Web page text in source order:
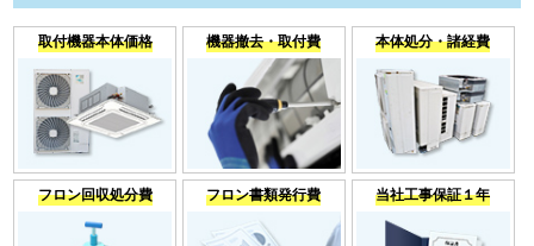
取付機器本体価格 機器撤去・取付費 本体処分・諸経費
フロン回収処分費 フロン書類発行費 当社工事保証１年